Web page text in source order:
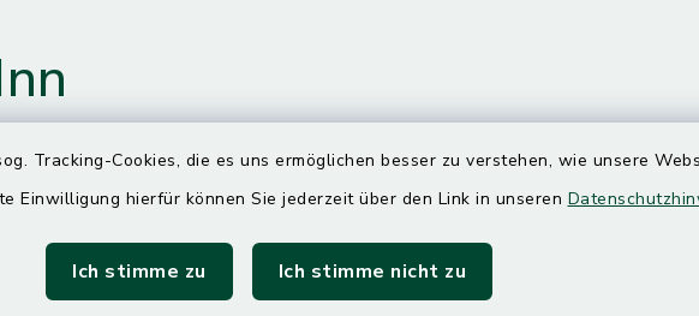
Tracking-Cookies, die es uns ermöglichen besser zu verstehen, wie unsere
Einwilligung hierfür können Sie jederzeit über den Link in unseren
Ich stimme zu Ich stimme nicht zu
Uhr